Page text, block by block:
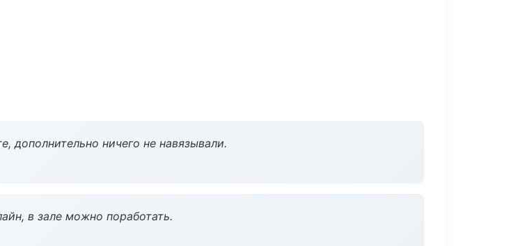
дополнительно ничего не навязывали.
в зале можно поработать.